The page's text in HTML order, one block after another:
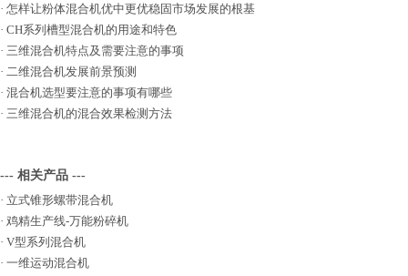
· 怎样让粉体混合机优中更优稳固市场发展的根基
· CH系列槽型混合机的用途和特色
· 三维混合机特点及需要注意的事项
· 二维混合机发展前景预测
· 混合机选型要注意的事项有哪些
· 三维混合机的混合效果检测方法
--- 相关产品 ---
· 立式锥形螺带混合机
· 鸡精生产线-万能粉碎机
· V型系列混合机
· 一维运动混合机